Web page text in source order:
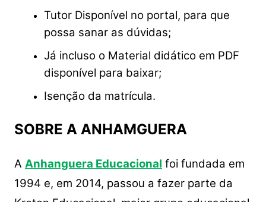
Tutor Disponível no portal, para que
possa sanar as dúvidas;
Já incluso o Material didático em PDF
disponível para baixar;️
Isenção da matrícula.
SOBRE A ANHAMGUERA
A Anhanguera Educacional foi fundada em
1994 e, em 2014, passou a fazer parte da